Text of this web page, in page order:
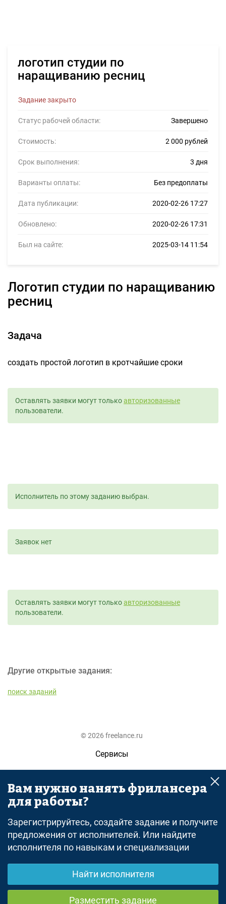
логотип студии по
наращиванию ресниц
Задание закрыто
Статус рабочей области: Завершено
Стоимость: 2 000 рублей
Срок выполнения: 3 дня
Варианты оплаты: Без предоплаты
Дата публикации: 2020-02-26 17:27
Обновлено: 2020-02-26 17:31
Был на сайте: 2025-03-14 11:54
логотип студии по наращиванию
ресниц
Задача
создать простой логотип в кротчайшие сроки
Оставлять заявки могут толькоавторизованные
пользователи.
Исполнитель по этому заданию выбран.
Заявок нет
Оставлять заявки могут толькоавторизованные
пользователи.
Другие открытые задания:
поиск заданий
© 2026 freelance.ru
Сервисы
Помощь
Поиск
Оферта
Политика конфиденциальности
Дисклеймер о ЗоЗПП
Отказ от ответственности
Вам нужно нанять фрилансера
для работы?
Зарегистрируйтесь, создайте задание и получите
предложения от исполнителей. Или найдите
исполнителя по навыкам и специализации
Найти исполнителя
Разместить задание